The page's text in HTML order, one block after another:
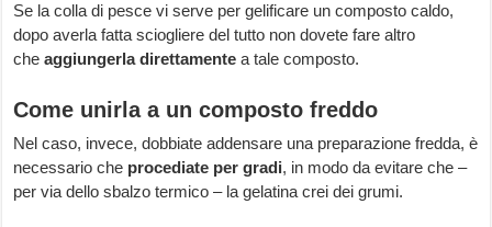
Se la colla di pesce vi serve per gelificare un composto caldo,
dopo averla fatta sciogliere del tutto non dovete fare altro
cheaggiungerla direttamente a tale composto.
Come unirla a un composto freddo
Nel caso, invece, dobbiate addensare una preparazione fredda, è
necessario che procediate per gradi, in modo da evitare che –
per via dello sbalzo termico – la gelatina crei dei grumi.